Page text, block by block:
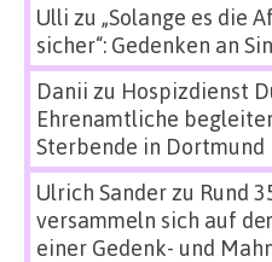
Ulli zu „Solange es die
sicher“: Gedenken an
Danii zu Hospizdienst
Ehrenamtliche
Sterbende in Dortmund
Ulrich Sanderzu Rund
versammeln sich auf
einer Gedenk- und